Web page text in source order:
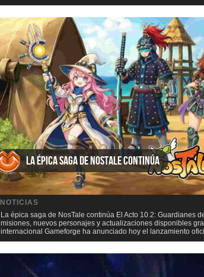
La épica saga de NosTale continúa
NOTICIAS
La épica saga de NosTale continúa El Acto 10.2: Guardianes
misiones, nuevos personajes y actualizaciones disponibles
internacional Gameforge ha anunciado hoy el lanzamiento